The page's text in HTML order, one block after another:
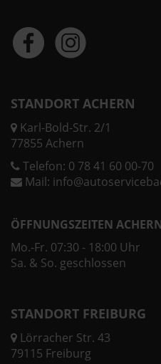
STANDORT ACHERN
Karl-Bold-Str. 2/1
77855 Achern
Telefon: 0 78 41 60 00-70
Mail:
ÖFFNUNGSZEITEN
Mo.-Fr. 07:30 - 18:00 Uhr
Sa. & So. geschlossen
STANDORT FREIBURG
Lörracher Str. 43
79115 Freiburg